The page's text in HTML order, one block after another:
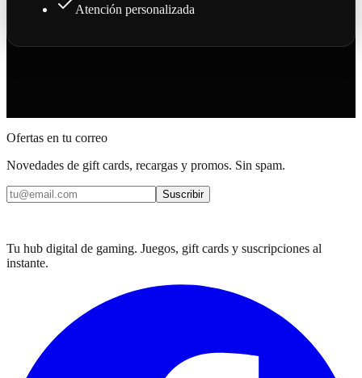
Atención personalizada
Ofertas en tu correo
Novedades de gift cards, recargas y promos. Sin spam.
Suscribir
Tu hub digital de gaming. Juegos, gift cards y suscripciones al
instante.